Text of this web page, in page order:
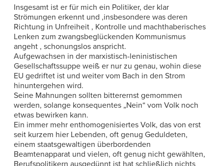
Insgesamt ist er für mich ein Politiker, der klar
Strömungen erkennt und ,insbesondere was deren
Richtung in Unfreiheit , Kontrolle und machthaberisches
Lenken zum zwangsbeglückenden Kommunismus
angeht , schonungslos anspricht.
Aufgewachsen in der marxistisch-leninistischen
Gesellschaftssuppe weiß er nur zu genau, wohin diese
EU gedriftet ist und weiter vom Bach in den Strom
hinuntergehen wird.
Seine Mahnungen sollten bitterernst gemommen
werden, solange konsequentes „Nein“ vom Volk noch
etwas bewirken kann.
Ein immer mehr enthomogenisiertes Volk, das von erst
seit kurzem hier Lebenden, oft genug Geduldeten,
einem staatsgewaltigen überbordenden
Beamtenapparat und vielen, oft genug nicht gewählten,